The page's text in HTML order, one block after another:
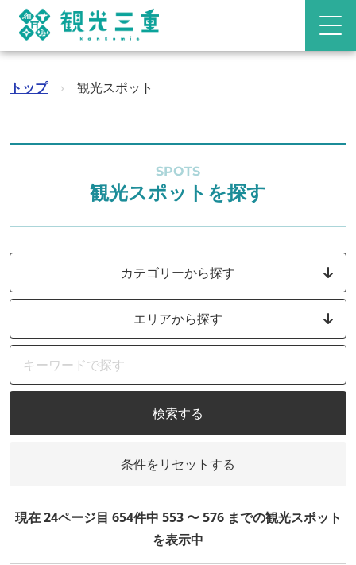
トップ › 観光スポット
SPOTS
観光スポットを探す
カテゴリーから探す
エリアから探す
検索する
条件をリセットする
現在 24ページ目 654件中 553 〜 576 までの観光スポット
を表示中